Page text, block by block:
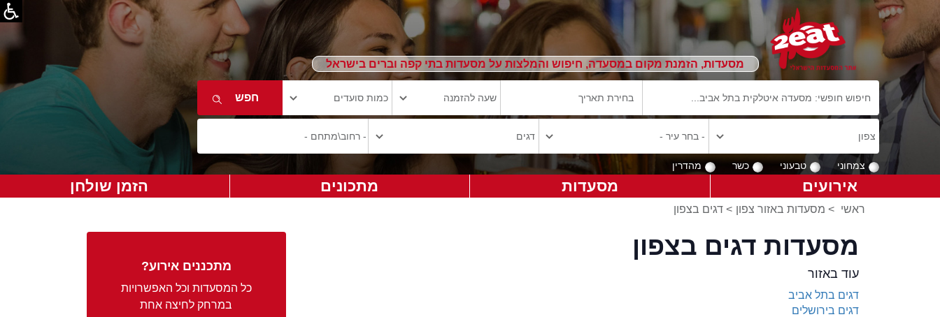
מסעדות, הזמנת מקום במסעדה, חיפוש והמלצות על מסעדות בתי קפה וברים בישראל
צמחוני טבעוני כשר מהדרין
אירועים מסעדות מתכונים הזמן שולחן
ראשי > מסעדות באזור צפון > דגים בצפון
מתכננים אירוע?
כל המסעדות וכל האפשרויות
במרחק לחיצה אחת
מסעדות דגים בצפון
עוד באזור
דגים בתל אביב
דגים בירושלים